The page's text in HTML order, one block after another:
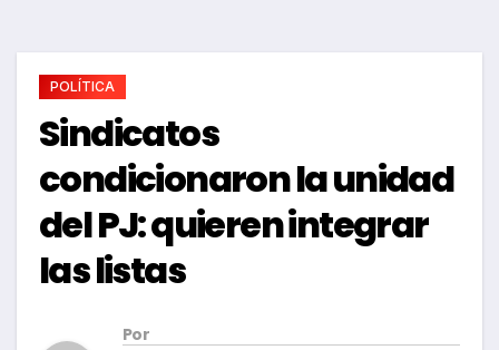
POLÍTICA
Sindicatos
condicionaron la unidad
del PJ: quieren integrar
las listas
Por